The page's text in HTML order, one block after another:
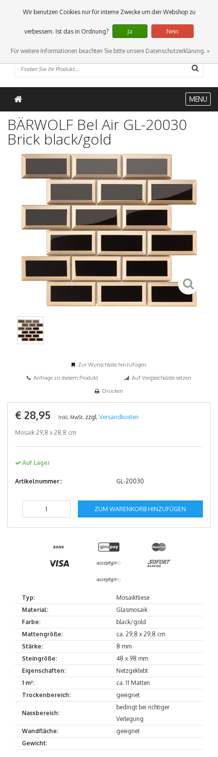
0 Artikel
MENU
BÄRWOLF Bel Air GL-20030
Brick black/gold
Zur Wunschliste hinzufügen
Anfrage zu diesem Produkt
Auf Vergleichsliste setzen
Drucken
€ 28,95 Inkl. MwSt. zzgl. Versandkosten
Mosaik 29,8 x 28,8 cm
Auf Lager
Artikelnummer:: GL-20030
ZUM WARENKORB HINZUFÜGEN
Typ:
Mosaikfliese
Material:
Glasmosaik
Farbe:
black/gold
Mattengröße:
ca. 29,8 x 29,8 cm
Stärke:
8 mm
Steingröße:
48 x 98 mm
Eigenschaften:
Netzgeklebt
1 m²:
ca. 11 Matten
Trockenbereich:
geeignet
Nassbereich:
bedingt bei richtiger
Verlegung
Wandfläche:
geeignet
Gewicht:
Wir benutzen Cookies nur für interne Zwecke um den Webshop zu
verbessern. Ist das in Ordnung? Ja Nein
Für weitere Informationen beachten Sie bitte unsere Datenschutzerklärung. »